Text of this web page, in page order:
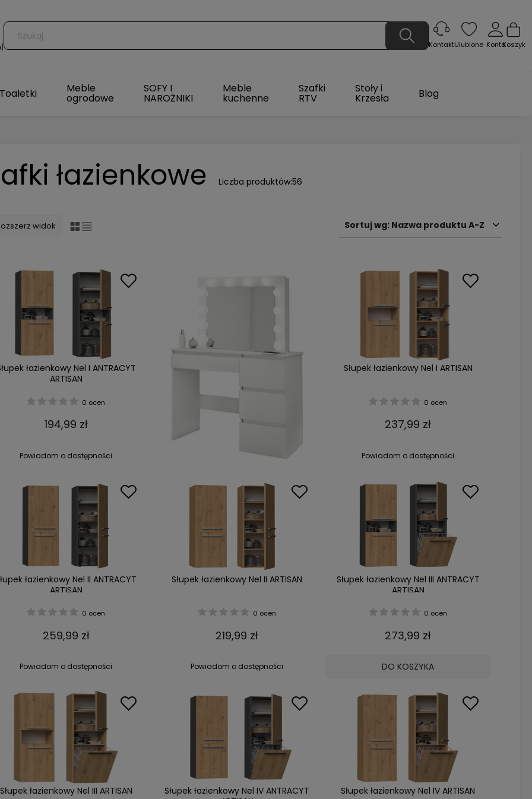
Koszyk
Konto
Ulubione
Kontakt
Meble
ogrodowe
SOFY I
NAROŻNIKI
Meble
kuchenne
Szafki
RTV
Stoły i
Krzesła Blog
łazienkowe Liczba produktów:56
widok Sortuj wg: Nazwa produktu A-Z
łazienkowy Nel I ANTRACYT
ARTISAN
0 ocen
194,99 zł
Powiadom o dostępności
Słupek łazienkowy Nel I ARTISAN
0 ocen
237,99 zł
Powiadom o dostępności
łazienkowy Nel II ANTRACYT
ARTISAN
0 ocen
259,99 zł
Powiadom o dostępności
Słupek łazienkowy Nel II ARTISAN
0 ocen
219,99 zł
Powiadom o dostępności
Słupek łazienkowy Nel III ANTRACYT
ARTISAN
0 ocen
273,99 zł
DO KOSZYKA
Słupek łazienkowy Nel III ARTISAN
Słupek łazienkowy Nel IV ANTRACYT
Słupek łazienkowy Nel IV ARTISAN